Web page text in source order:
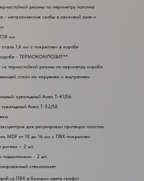
резины по периметру полотна
- металлические скобы в замковой зоне и
мм
сталь 1,6 мм с покрытием в коробе
коробе - ТЕРМОКОМПОЗИТ**
из термостойкой резины по периметру короба
стали на наружнем и внутреннем
сувальдный Avers T-47/S6
Avers T-52/S8
для регулировки притвора полотна
MDF от 10 до 16 мм с ПВХ-покрытием
ригели – 2 шт.
подшипником - 2 шт.
стеклопакет
из ПВХ в базовом цвете графит